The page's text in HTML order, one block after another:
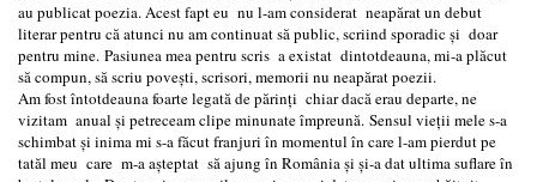
au publicat poezia. Acest fapt eu nu l-am considerat neapărat un debut
literar pentru că atunci nu am continuat să public, scriind sporadic și doar
pentru mine. Pasiunea mea pentru scris a existat dintotdeauna, mi-a plăcut
să compun, să scriu povești, scrisori, memorii nu neapărat poezii.
Am fost întotdeauna foarte legată de părinți chiar dacă erau departe, ne
vizitam anual și petreceam clipe minunate împreună. Sensul vieții mele s-a
schimbat și inima mi s-a făcut franjuri în momentul în care l-am pierdut pe
tatăl meu care m-a așteptat să ajung în România și și-a dat ultima suflare în